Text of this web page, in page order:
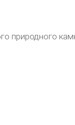
природного